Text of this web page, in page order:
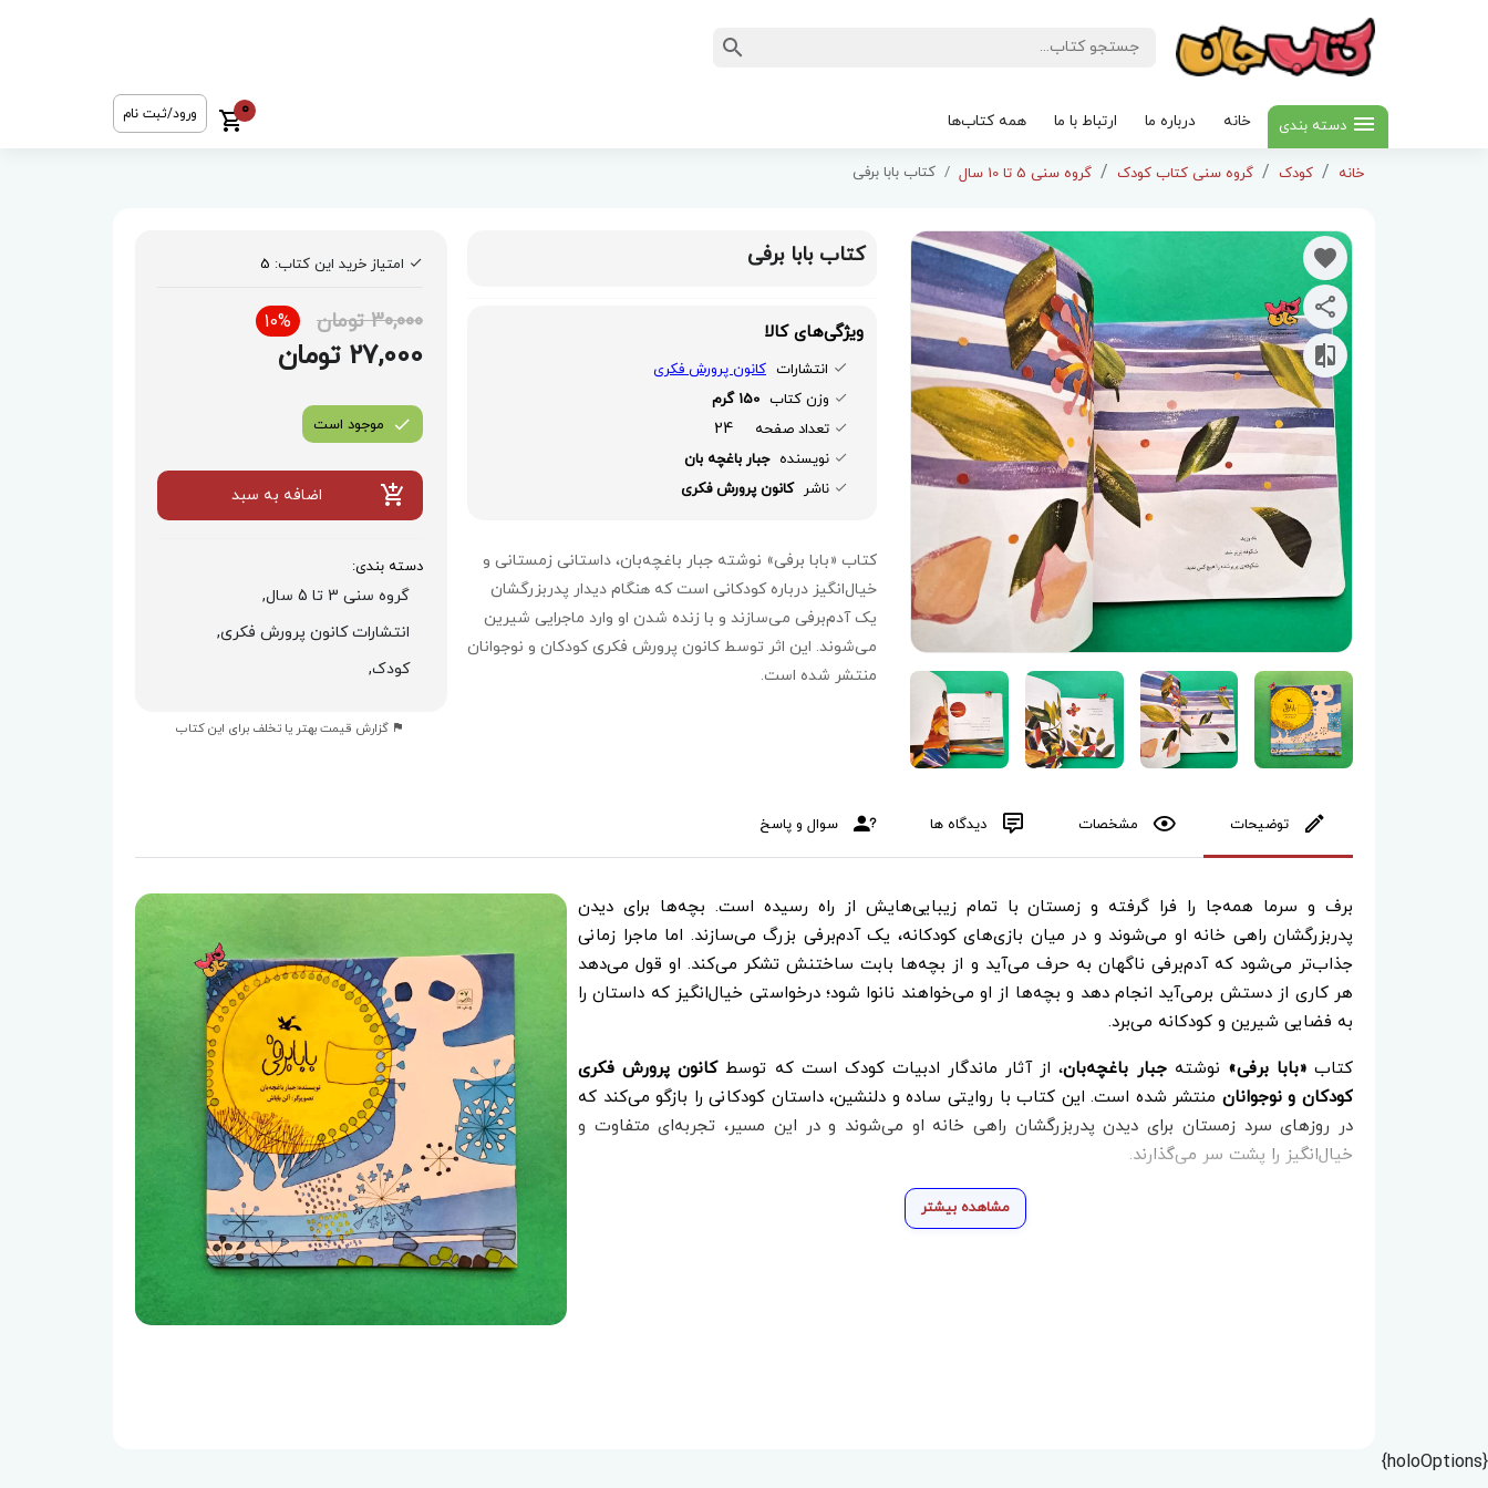
دسته بندی خانه درباره ما ارتباط با ما همه کتاب‌ها
0 ورود/ثبت نام
خانه کودک گروه سنی کتاب کودک گروه سنی 5 تا 10 سال کتاب بابا برفی
کتاب بابا برفی
ویژگی‌های کالا
انتشارات کانون پرورش فکری
وزن کتاب 150 گرم
تعداد صفحه
24
نویسنده جبار باغچه بان
ناشر کانون پرورش فکری
کتاب «بابا برفی» نوشته جبار باغچه‌بان، داستانی زمستانی و
خیال‌انگیز درباره کودکانی است که هنگام دیدار پدربزرگشان
یک آدم‌برفی می‌سازند و با زنده شدن او وارد ماجرایی شیرین
می‌شوند. این اثر توسط کانون پرورش فکری کودکان و نوجوانان
منتشر شده است.
امتیاز خرید این کتاب: 5
30,000 تومان 10%
27,000 تومان
موجود است
اضافه به سبد
دسته بندی:
گروه سنی 3 تا 5 سال,
انتشارات کانون پرورش فکری,
کودک,
گزارش قیمت بهتر یا تخلف برای این کتاب
توضیحات مشخصات دیدگاه ها سوال و پاسخ
برف و سرما همه‌جا را فرا گرفته و زمستان با تمام زیبایی‌هایش از راه رسیده است. بچه‌ها برای دیدن
پدربزرگشان راهی خانه او می‌شوند و در میان بازی‌های کودکانه، یک آدم‌برفی بزرگ می‌سازند. اما ماجرا زمانی
جذاب‌تر می‌شود که آدم‌برفی ناگهان به حرف می‌آید و از بچه‌ها بابت ساختنش تشکر می‌کند. او قول می‌دهد
هر کاری از دستش برمی‌آید انجام دهد و بچه‌ها از او می‌خواهند نانوا شود؛ درخواستی خیال‌انگیز که داستان را
به فضایی شیرین و کودکانه می‌برد.
کتاب«بابا برفی» نوشتهجبار باغچه‌بان، از آثار ماندگار ادبیات کودک است که توسطکانون پرورش فکری
کودکان و نوجوانان منتشر شده است. این کتاب با روایتی ساده و دلنشین، داستان کودکانی را بازگو می‌کند که
در روزهای سرد زمستان برای دیدن پدربزرگشان راهی خانه او می‌شوند و در این مسیر، تجربه‌ای متفاوت و
خیال‌انگیز را پشت سر می‌گذارند.
مشاهده بیشتر
{holoOptions}